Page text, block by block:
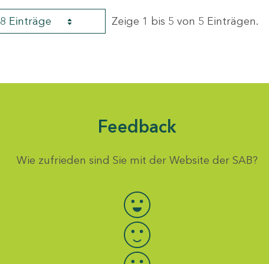
8 Einträge Zeige 1 bis 5 von 5 Einträgen.
Feedback
Wie zufrieden sind Sie mit der Website der SAB?
Bewertung auswählen